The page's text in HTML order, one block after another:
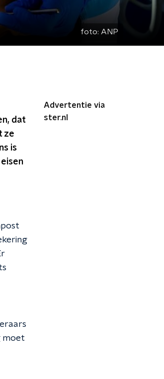
foto: ANP
dat
ze
is
moet
Advertentie via
ster.nl